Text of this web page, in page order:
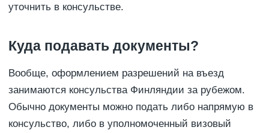
уточнить в консульстве.
Куда подавать документы?
Вообще, оформлением разрешений на въезд
занимаются консульства Финляндии за рубежом.
Обычно документы можно подать либо напрямую в
консульство, либо в уполномоченный визовый